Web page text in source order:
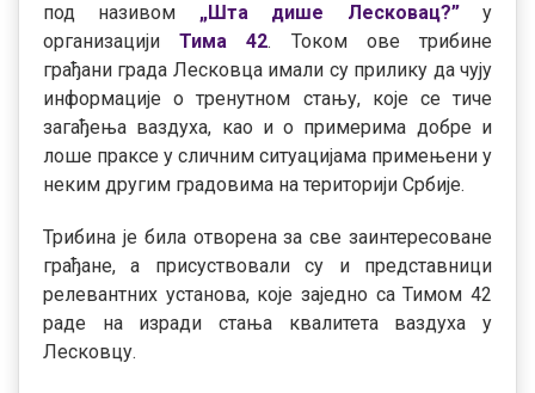
под називом „Шта дише Лесковац?”у
организацијиТима 42. Током ове трибине
грађани града Лесковца имали су прилику да чују
информације о тренутном стању, које се тиче
загађења ваздуха, као и о примерима добре и
лоше праксе у сличним ситуацијама примењени у
неким другим градовима на територији Србије.
Трибина је била отворена за све заинтересоване
грађане, а присуствовали су и представници
релевантних установа, које заједно са Тимом 42
раде на изради стања квалитета ваздуха у
Лесковцу.